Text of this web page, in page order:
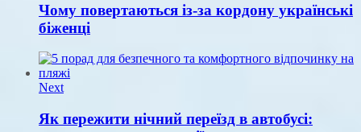
Чому повертаються із-за кордону українські
біженці
Next
Як пережити нічний переїзд в автобусі: